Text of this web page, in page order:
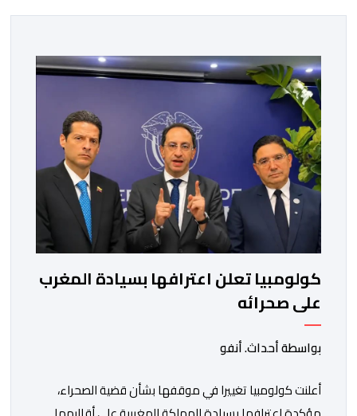
كولومبيا تعلن اعترافها بسيادة المغرب
على صحرائه
بواسطة أحداث. أنفو
أعلنت كولومبيا تغييرا في موقفها بشأن قضية الصحراء،